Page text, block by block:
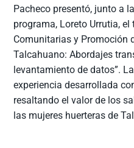
Pacheco presentó, junto a
programa, Loreto Urrutia, el
Comunitarias y Promoción
Talcahuano: Abordajes
levantamiento de datos”.
experiencia desarrollada
resaltando el valor de los
las mujeres huerteras de